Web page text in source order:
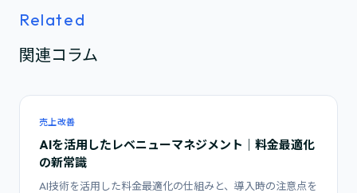
Related
関連コラム
売上改善
AIを活用したレベニューマネジメント｜料金最適化
の新常識
AI技術を活用した料金最適化の仕組みと、導入時の注意点を